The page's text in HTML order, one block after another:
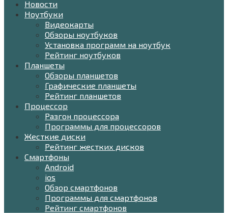
Новости
Ноутбуки
Видеокарты
Обзоры ноутбуков
Установка программ на ноутбук
Рейтинг ноутбуков
Планшеты
Обзоры планшетов
Графические планшеты
Рейтинг планшетов
Процессор
Разгон процессора
Программы для процессоров
Жесткие диски
Рейтинг жестких дисков
Смартфоны
Android
ios
Обзор смартфонов
Программы для смартфонов
Рейтинг смартфонов